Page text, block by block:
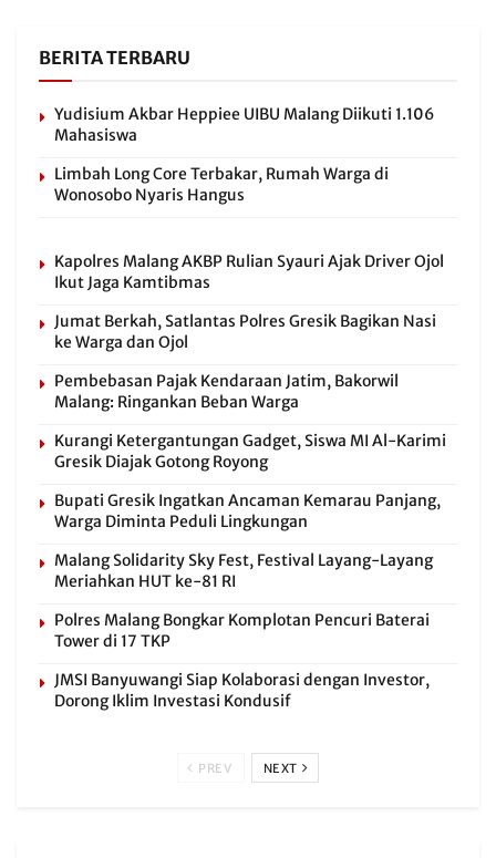
BERITA TERBARU
Yudisium Akbar Heppiee UIBU Malang Diikuti 1.106
Mahasiswa
Limbah Long Core Terbakar, Rumah Warga di
Wonosobo Nyaris Hangus
Kapolres Malang AKBP Rulian Syauri Ajak Driver Ojol
Ikut Jaga Kamtibmas
Jumat Berkah, Satlantas Polres Gresik Bagikan Nasi
ke Warga dan Ojol
Pembebasan Pajak Kendaraan Jatim, Bakorwil
Malang: Ringankan Beban Warga
Kurangi Ketergantungan Gadget, Siswa MI Al-Karimi
Gresik Diajak Gotong Royong
Bupati Gresik Ingatkan Ancaman Kemarau Panjang,
Warga Diminta Peduli Lingkungan
Malang Solidarity Sky Fest, Festival Layang-Layang
Meriahkan HUT ke-81 RI
Polres Malang Bongkar Komplotan Pencuri Baterai
Tower di 17 TKP
JMSI Banyuwangi Siap Kolaborasi dengan Investor,
Dorong Iklim Investasi Kondusif
PREV NEXT